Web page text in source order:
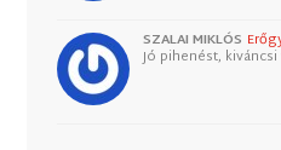
SZALAI MIKLÓS
Jó pihenést,